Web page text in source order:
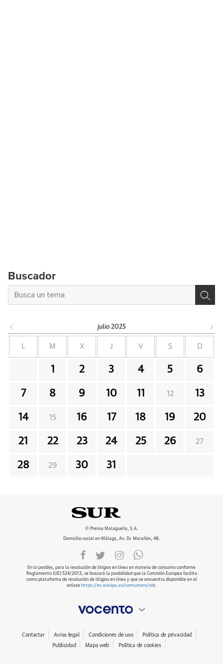
Buscador
julio 2025
L M X J V S D
1 2 3 4 5 6
7 8 9 10 11 12 13
14 15 16 17 18 19 20
21 22 23 24 25 26 27
28 29 30 31
© Prensa Malagueña, S.A.
Domicilio social en Málaga, Av. Dr. Marañón, 48.
En lo posible, para la resolución de litigios en línea en materia de consumo conforme
Reglamento (UE) 524/2013, se buscará la posibilidad que la Comisión Europea facilita
como plataforma de resolución de litigios en línea y que se encuentra disponible en el
enlace https://ec.europa.eu/consumers/odr.
Contactar Aviso legal Condiciones de uso
Política de privacidad
Publicidad
Mapa web Política de cookies